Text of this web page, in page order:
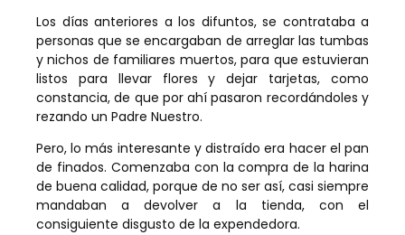
Los días anteriores a los difuntos, se contrataba a
personas que se encargaban de arreglar las tumbas
y nichos de familiares muertos, para que estuvieran
listos para llevar flores y dejar tarjetas, como
constancia, de que por ahí pasaron recordándoles y
rezando un Padre Nuestro.
Pero, lo más interesante y distraído era hacer el pan
de finados. Comenzaba con la compra de la harina
de buena calidad, porque de no ser así, casi siempre
mandaban a devolver a la tienda, con el
consiguiente disgusto de la expendedora.